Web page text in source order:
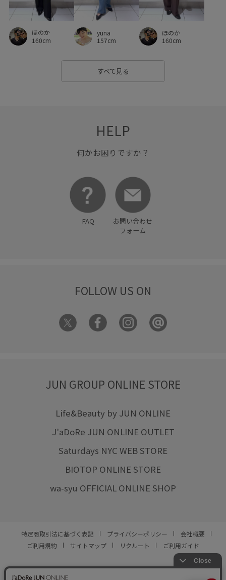
ほのか
160cm
yuna
157cm
ほのか
160cm
すべて見る
HELP
何かお困りですか？
FAQ
お問い合わせ
フォーム
FOLLOW US ON
JUN GROUP ONLINE STORE
Life&Beauty by JUN ONLINE
J'aDoRe JUN ONLINE OUTLET
Saturdays NYC WEB STORE
BIOTOP ONLINE STORE
wa-syu OFFICIAL ONLINE SHOP
特定商取引法に基づく表記 プライバシーポリシー
会社概要
ご利用規約
サイトマップ リクルート ご利用ガイド